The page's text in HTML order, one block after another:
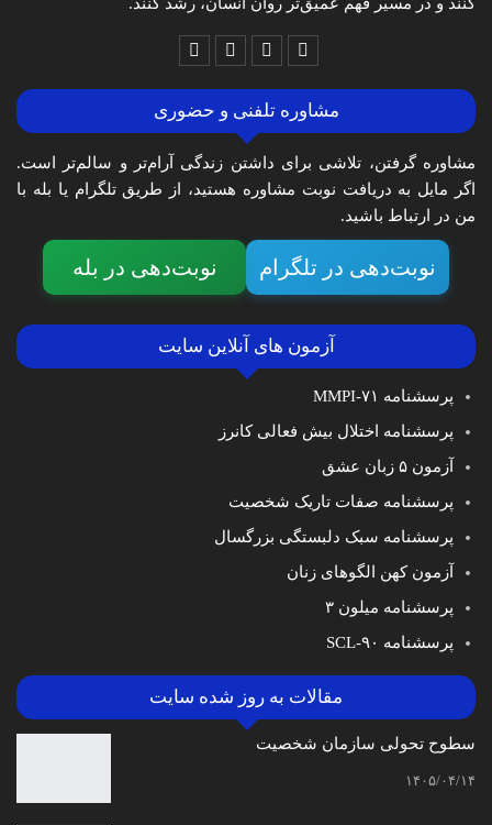
مشاوره تلفنی و حضوری
مشاوره گرفتن، تلاشی برای داشتن زندگی آرام‌تر و سالم‌تر است.
اگر مایل به دریافت نوبت مشاوره هستید، از طریق تلگرام یا بله با
من در ارتباط باشید.
نوبت‌دهی در تلگرام نوبت‌دهی در بله
آزمون های آنلاین سایت
پرسشنامه MMPI-۷۱
پرسشنامه اختلال بیش فعالی کانرز
آزمون ۵ زبان عشق
پرسشنامه صفات تاریک شخصیت
پرسشنامه سبک دلبستگی بزرگسال
آزمون کهن الگوهای زنان
پرسشنامه میلون ۳
پرسشنامه SCL-۹۰
مقالات به روز شده سایت
سطوح تحولی سازمان‌ شخصیت
۱۴۰۵/۰۴/۱۴